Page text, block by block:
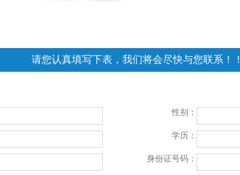
请您认真填写下表，我们将会尽快与您联系！！
性别：
学历：
身份证号码：